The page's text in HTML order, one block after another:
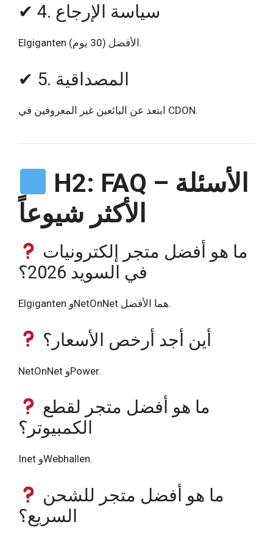
✔ 4. سياسة الإرجاع
Elgiganten الأفضل (30 يوم).
✔ 5. المصداقية
ابتعد عن البائعين غير المعروفين في CDON.
H2: FAQ – الأسئلة
الأكثر شيوعاً
في السويد 2026؟
Elgiganten وNetOnNet هما الأفضل.
أين أجد أرخص الأسعار؟
NetOnNet وPower.
الكمبيوتر؟
Inet وWebhallen.
السريع؟